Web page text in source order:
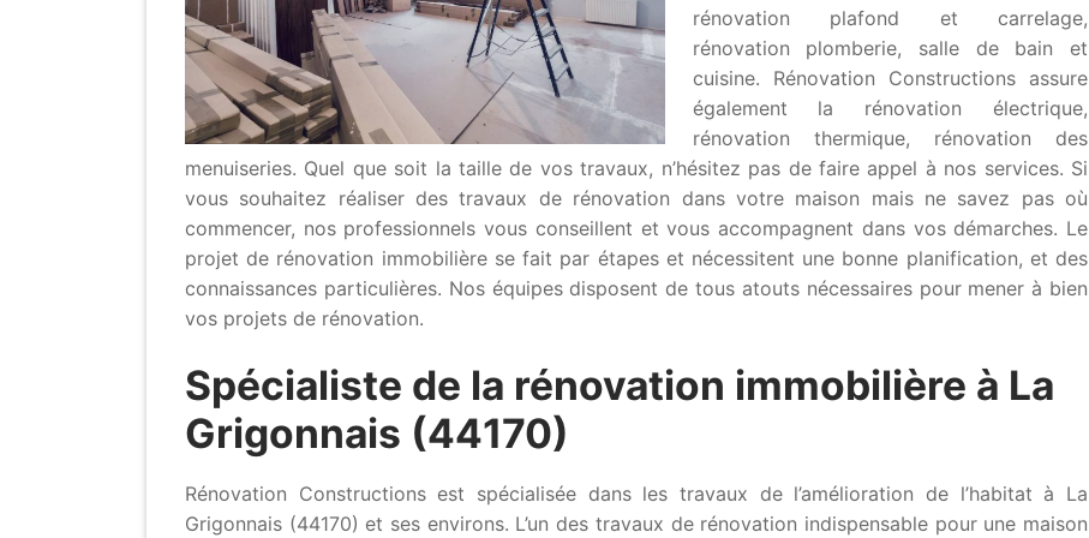
rénovation plafond et carrelage,
rénovation plomberie, salle de bain et
cuisine. Rénovation Constructions assure
également la rénovation électrique,
rénovation thermique, rénovation des
menuiseries. Quel que soit la taille de vos travaux, n’hésitez pas de faire appel à nos services. Si
vous souhaitez réaliser des travaux de rénovation dans votre maison mais ne savez pas où
commencer, nos professionnels vous conseillent et vous accompagnent dans vos démarches. Le
projet de rénovation immobilière se fait par étapes et nécessitent une bonne planification, et des
connaissances particulières. Nos équipes disposent de tous atouts nécessaires pour mener à bien
vos projets de rénovation.
Spécialiste de la rénovation immobilière à La
Grigonnais (44170)
Rénovation Constructions est spécialisée dans les travaux de l’amélioration de l’habitat à La
Grigonnais (44170) et ses environs. L’un des travaux de rénovation indispensable pour une maison